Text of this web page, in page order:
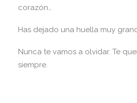
corazón…
Has dejado una huella muy
Nunca te vamos a olvidar. Te
siempre.